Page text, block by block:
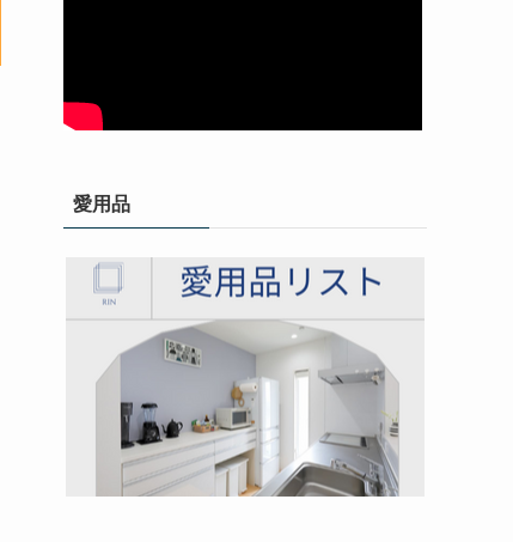
愛用品